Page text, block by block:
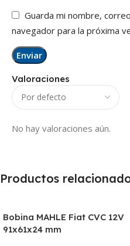
Valoraciones
No hay valoraciones aún.
Guarda mi nombre,
navegador para la próxima
Productos
Bobina MAHLE Fiat CVC 12V
91x61x24 mm